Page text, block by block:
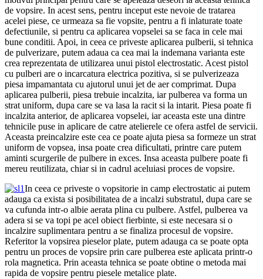
de vopsire. In acest sens, pentru inceput este nevoie de tratarea
acelei piese, ce urmeaza sa fie vopsite, pentru a fi inlaturate toate
defectiunile, si pentru ca aplicarea vopselei sa se faca in cele mai
bune conditii. Apoi, in ceea ce priveste aplicarea pulberii, si tehnica
de pulverizare, putem adaua ca cea mai la indemana varianta este
crea reprezentata de utilizarea unui pistol electrostatic. Acest pistol
cu pulberi are o incarcatura electrica pozitiva, si se pulverizeaza
piesa impamantata cu ajutorul unui jet de aer comprimat. Dupa
aplicarea pulberii, piesa trebuie incalzita, iar pulberea va forma un
strat uniform, dupa care se va lasa la racit si la intarit. Piesa poate fi
incalzita anterior, de aplicarea vopselei, iar aceasta este una dintre
tehnicile puse in aplicare de catre atelierele ce ofera astfel de servicii.
Aceasta preincalzire este cea ce poate ajuta piesa sa formeze un strat
uniform de vopsea, insa poate crea dificultati, printre care putem
aminti scurgerile de pulbere in exces. Insa aceasta pulbere poate fi
mereu reutilizata, chiar si in cadrul aceluiasi proces de vopsire.
In ceea ce priveste o vopsitorie in camp electrostatic ai putem
adauga ca exista si posibilitatea de a incalzi substratul, dupa care se
va cufunda intr-o albie aerata plina cu pulbere. Astfel, pulberea va
adera si se va topi pe acel obiect fierbinte, si este necesara si o
incalzire suplimentara pentru a se finaliza procesul de vopsire.
Referitor la vopsirea pieselor plate, putem adauga ca se poate opta
pentru un proces de vopsire prin care pulberea este aplicata printr-o
rola magnetica. Prin aceasta tehnica se poate obtine o metoda mai
rapida de vopsire pentru piesele metalice plate.